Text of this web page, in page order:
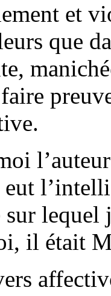
et
que
lequel
il était